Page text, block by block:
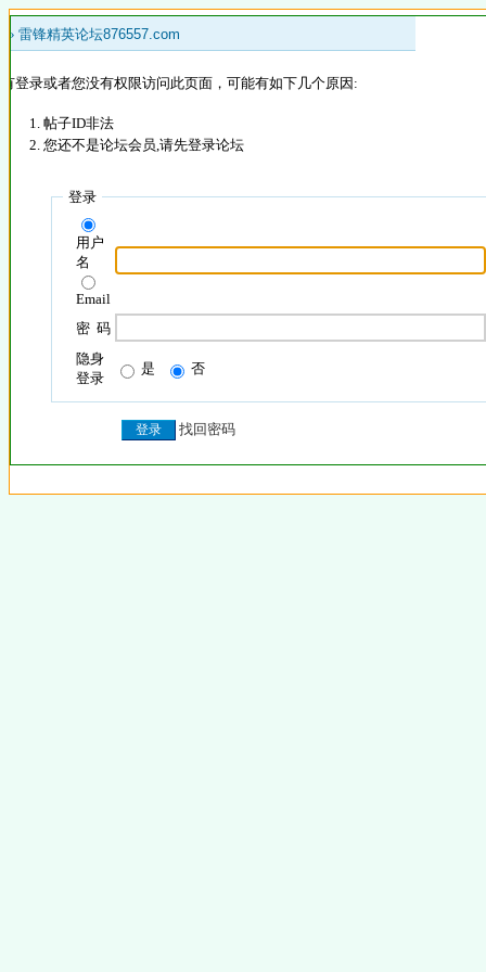
» 雷锋精英论坛876557.com
登录或者您没有权限访问此页面，可能有如下几个原因:
帖子ID非法
您还不是论坛会员,请先登录论坛
登录
用户
名
Email
密 码
隐身
登录
是 否
找回密码